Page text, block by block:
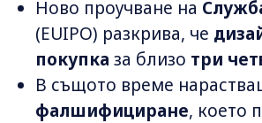
Ново проучване на
(EUIPO) разкрива, че
покупка за близо три
В същото време
фалшифициране, което